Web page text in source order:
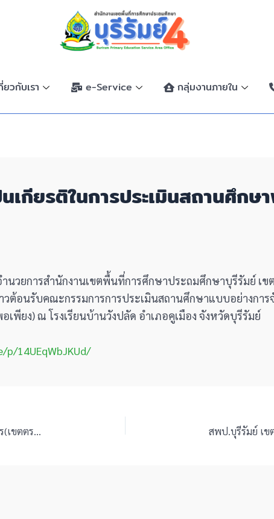
ยวกับเรา e-Service กลุ่มงานภายใน
กียรติในการประเมินสถานศึกษ
นวยการสำนักงานเขตพื้นที่การศึกษาประถมศึกษาบุรีรัมย์
ต้อนรับคณะกรรมการการประเมินสถานศึกษาแบบอย่างการ
ยง) ณ โรงเรียนบ้านวังปลัด อำเภอคูเมือง จังหวัดบุรีรัมย์
14UEqWbJKUd/
สพป.บุรีรัมย์ เขต 4 ต้อนรับผู้ตรวจราชการกระทรวงศึกษาธิการ(เขตตรวจราชการที่ 13) ลงพื้นที่ตรวจราชการ ประจำปีงบประมาณ พ.ศ.2569